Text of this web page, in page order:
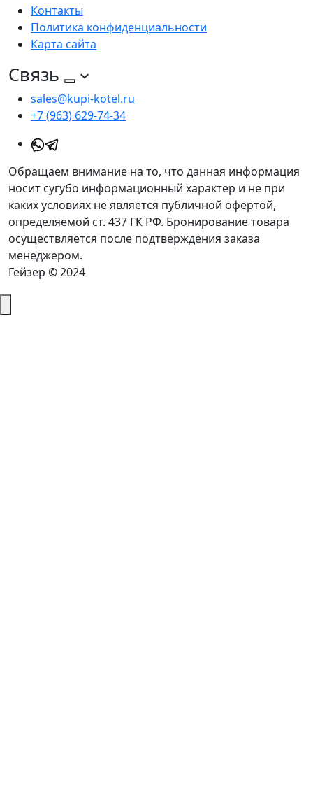
Контакты
Политика конфиденциальности
Карта сайта
Связь
sales@kupi-kotel.ru
+7 (963) 629-74-34
Обращаем внимание на то, что данная информация
носит сугубо информационный характер и не при
каких условиях не является публичной офертой,
определяемой ст. 437 ГК РФ. Бронирование товара
осуществляется после подтверждения заказа
менеджером.
Гейзер © 2024